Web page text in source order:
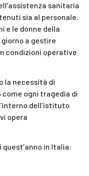
sanitaria
sia al personale.
e le donne della
a gestire
condizioni operative
la necessità di
ogni tragedia di
dell’istituto
opera
in Italia: